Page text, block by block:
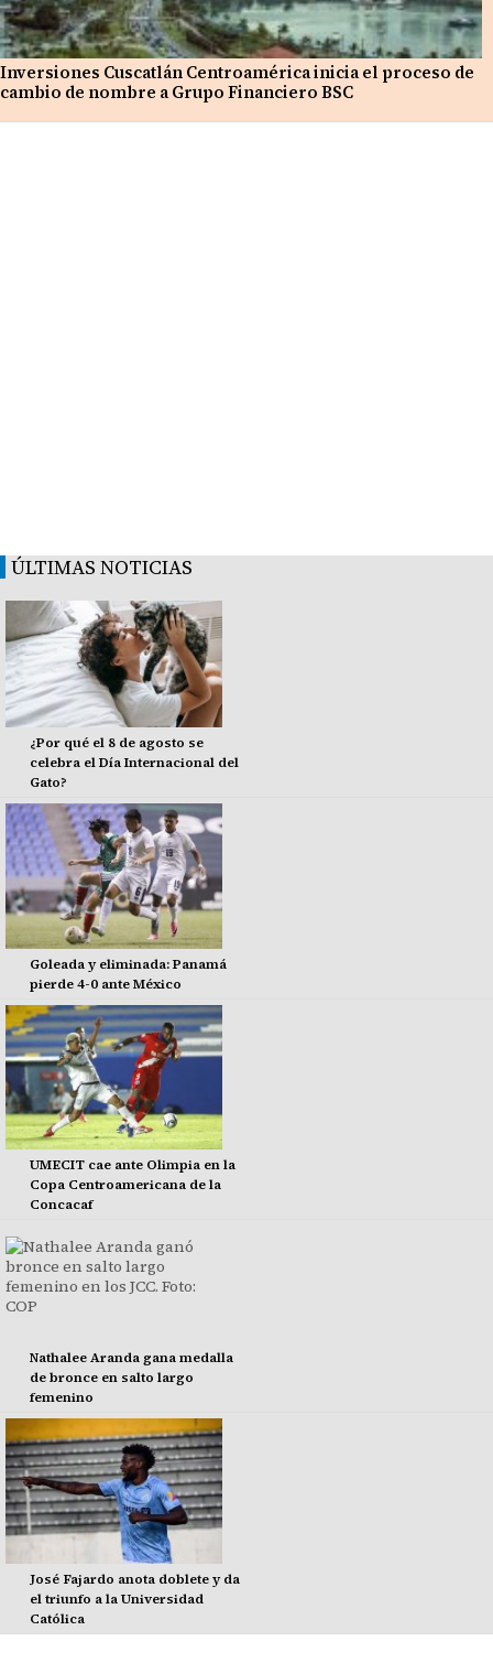
Inversiones Cuscatlán Centroamérica inicia el proceso de
cambio de nombre a Grupo Financiero BSC
ÚLTIMAS NOTICIAS
¿Por qué el 8 de agosto se
celebra el Día Internacional del
Gato?
Goleada y eliminada: Panamá
pierde 4-0 ante México
UMECIT cae ante Olimpia en la
Copa Centroamericana de la
Concacaf
Nathalee Aranda gana medalla
de bronce en salto largo
femenino
José Fajardo anota doblete y da
el triunfo a la Universidad
Católica